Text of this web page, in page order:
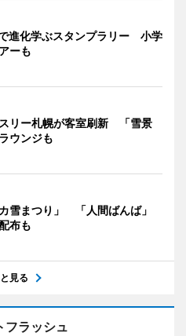
進化学ぶスタンプラリー 小学
ーも
リー札幌が客室刷新 「雪景
ウンジも
雪まつり」 「人間ばんば」
布も
見る
フラッシュ